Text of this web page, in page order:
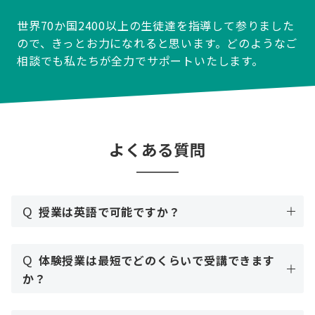
世界70か国2400以上の生徒達を指導して参りました
ので、きっとお力になれると思います。どのようなご
相談でも私たちが全力でサポートいたします。
よくある質問
Q 授業は英語で可能ですか？
Q 体験授業は最短でどのくらいで受講できます
か？